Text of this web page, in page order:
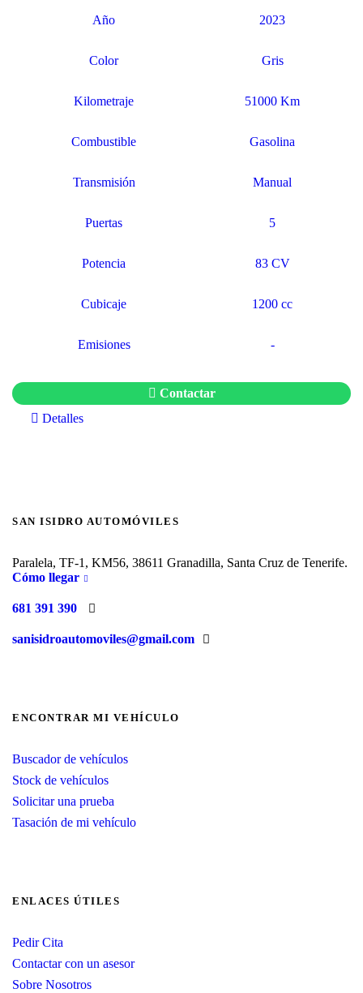
Año 2023
Color Gris
Kilometraje 51000 Km
Combustible Gasolina
Transmisión Manual
Puertas 5
Potencia 83 CV
Cubicaje 1200 cc
Emisiones -
Contactar
Detalles
SAN ISIDRO AUTOMÓVILES
Paralela, TF-1, KM56, 38611 Granadilla, Santa Cruz de Tenerife.
Cómo llegar
681 391 390
sanisidroautomoviles@gmail.com
ENCONTRAR MI VEHÍCULO
Buscador de vehículos
Stock de vehículos
Solicitar una prueba
Tasación de mi vehículo
ENLACES ÚTILES
Pedir Cita
Contactar con un asesor
Sobre Nosotros